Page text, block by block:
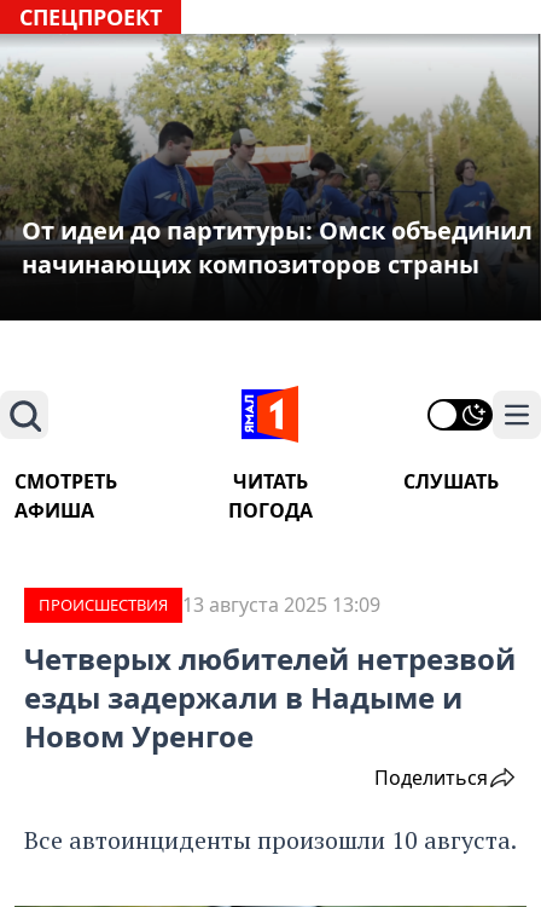
СПЕЦПРОЕКТ
От идеи до партитуры: Омск объединил
начинающих композиторов страны
Поиск
СМОТРЕТЬ ЧИТАТЬ
СЛУШАТЬ
АФИША
ПОГОДА
ПРОИCШЕСТВИЯ 13 августа 2025 13:09
Четверых любителей нетрезвой
езды задержали в Надыме и
Новом Уренгое
Поделиться
Все автоинциденты произошли 10 августа.